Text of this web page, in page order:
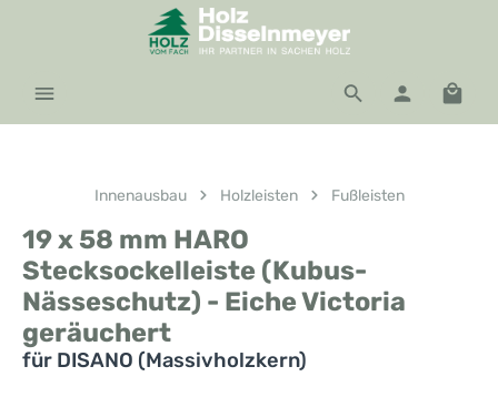
Zum Hauptinhalt springen
Innenausbau Holzleisten Fußleisten
19 x 58 mm HARO
Stecksockelleiste (Kubus-
Nässeschutz) - Eiche Victoria
geräuchert
für DISANO (Massivholzkern)